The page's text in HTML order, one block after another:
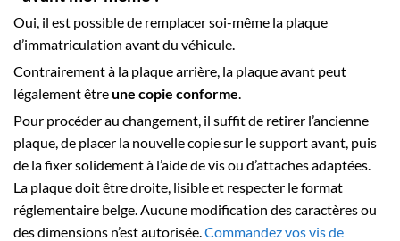
Oui, il est possible de remplacer soi-même la plaque
d’immatriculation avant du véhicule.
Contrairement à la plaque arrière, la plaque avant peut
légalement êtreune copie conforme.
Pour procéder au changement, il suffit de retirer l’ancienne
plaque, de placer la nouvelle copie sur le support avant, puis
de la fixer solidement à l’aide de vis ou d’attaches adaptées.
La plaque doit être droite, lisible et respecter le format
réglementaire belge. Aucune modification des caractères ou
des dimensions n’est autorisée.Commandez vos vis de